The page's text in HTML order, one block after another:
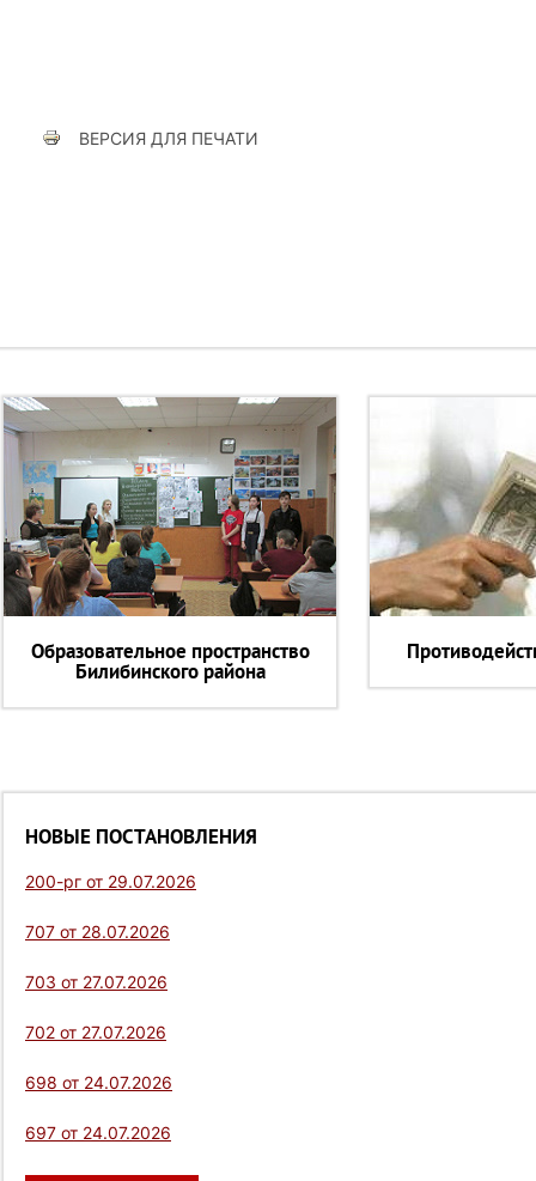
ВЕРСИЯ ДЛЯ ПЕЧАТИ
Образовательное пространство
Билибинского района
НОВЫЕ ПОСТАНОВЛЕНИЯ
200-рг от 29.07.2026
707 от 28.07.2026
703 от 27.07.2026
702 от 27.07.2026
698 от 24.07.2026
697 от 24.07.2026